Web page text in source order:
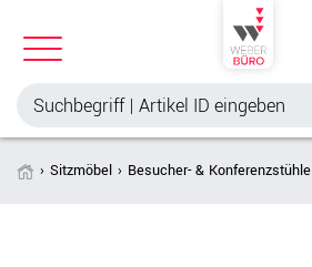
Sitzmöbel Besucher- & Konferenzstühle